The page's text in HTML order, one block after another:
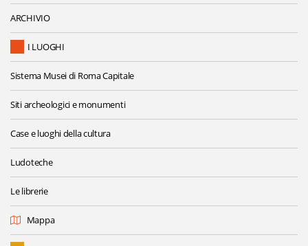
ARCHIVIO
I LUOGHI
Sistema Musei di Roma Capitale
Siti archeologici e monumenti
Case e luoghi della cultura
Ludoteche
Le librerie
Mappa